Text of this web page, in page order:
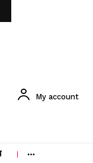
My account